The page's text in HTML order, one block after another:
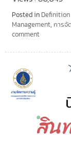
Posted in Definition
Management, การจั
comment